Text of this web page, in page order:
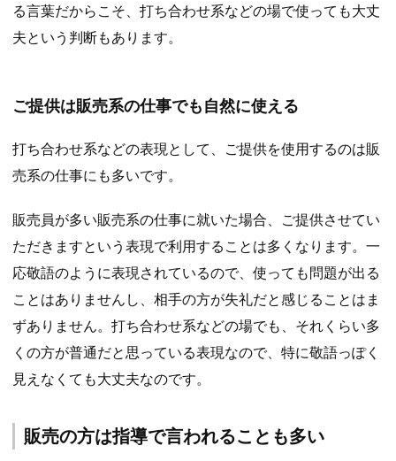
る言葉だからこそ、打ち合わせ系などの場で使っても大丈
夫という判断もあります。
ご提供は販売系の仕事でも自然に使える
打ち合わせ系などの表現として、ご提供を使用するのは販
売系の仕事にも多いです。
販売員が多い販売系の仕事に就いた場合、ご提供させてい
ただきますという表現で利用することは多くなります。一
応敬語のように表現されているので、使っても問題が出る
ことはありませんし、相手の方が失礼だと感じることはま
ずありません。打ち合わせ系などの場でも、それくらい多
くの方が普通だと思っている表現なので、特に敬語っぽく
見えなくても大丈夫なのです。
販売の方は指導で言われることも多い